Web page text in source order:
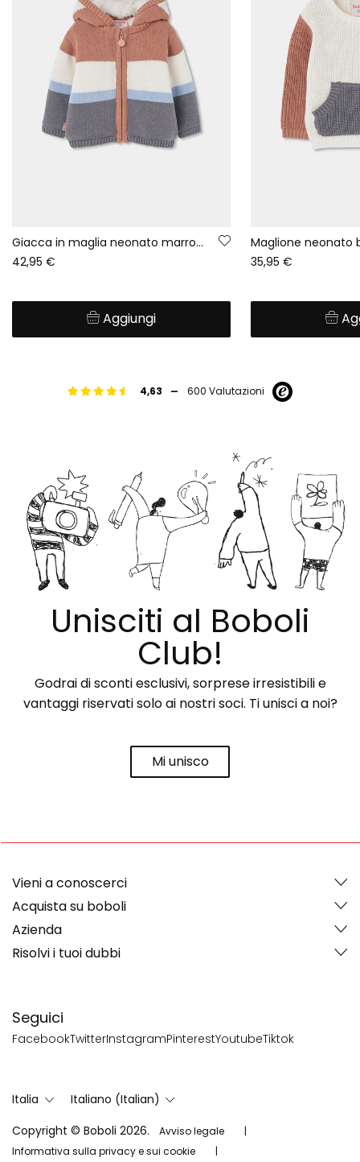
Giacca in maglia neonato marrone a righe con cappuccio
42,95 €
Aggiungi
35,95 €
4,63 - 600 Valutazioni
Unisciti al Boboli
Club!
Godrai di sconti esclusivi, sorprese irresistibili e
vantaggi riservati solo ai nostri soci. Ti unisci a noi?
Mi unisco
Seguici
FacebookTwitterInstagramPinterestYoutubeTiktok
Vieni a conoscerci
Acquista su boboli
Azienda
Risolvi i tuoi dubbi
Italia
Italiano (Italian)
Copyright © Boboli 2026.
Avviso legale
Informativa sulla privacy e sui cookie